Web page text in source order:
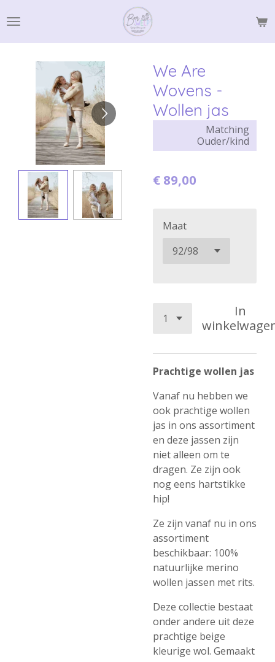
direct
naar
We Are
Wovens -
Wollen jas
Matching
Ouder/kind
€ 89,00
Maat
In
Prachtige wollen jas
Vanaf nu hebben we
ook prachtige wollen
jas in ons assortiment
en deze jassen zijn
niet alleen om te
dragen. Ze zijn ook
nog eens hartstikke
hip!
Ze zijn vanaf nu in ons
assortiment
beschikbaar: 100%
natuurlijke merino
wollen jassen met rits.
Deze collectie bestaat
onder andere uit deze
prachtige beige
kleurige wol. Gemaakt